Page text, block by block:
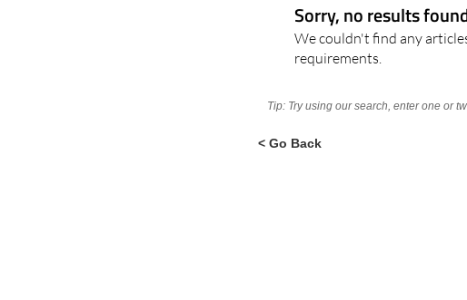
Sorry, no results
We couldn't find any
requirements.
Tip: Try using our search, enter one or
< Go Back